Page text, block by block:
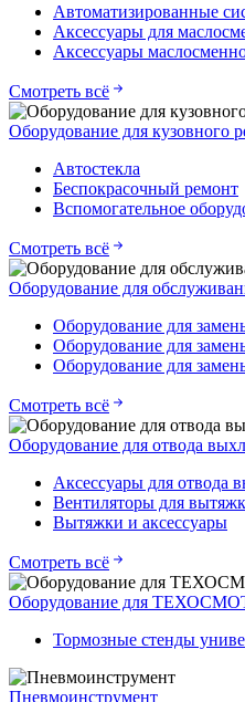
Автоматизированные
Аксессуары для
Аксессуары
Смотреть всё
Оборудование для кузовного
Автостекла
Беспокрасочный ремонт
Вспомогательное
Смотреть всё
Оборудование для
Оборудование для
Оборудование для
Оборудование для
Смотреть всё
Оборудование для отвода
Аксессуары для отвода
Вентиляторы для
Вытяжки и аксессуары
Смотреть всё
Оборудование для
Тормозные стенды
Пневмоинструмент